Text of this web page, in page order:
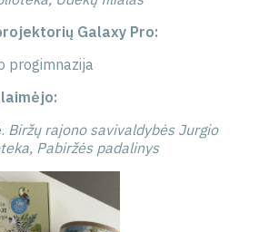
Galaxy Pro:
progimnazija
Biržų rajono savivaldybės Jurgio
Pabiržės padalinys